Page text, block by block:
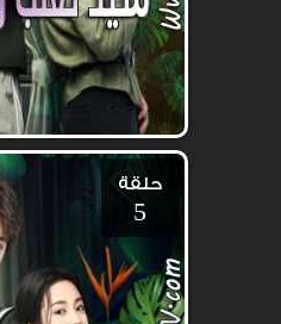
حلقة
5